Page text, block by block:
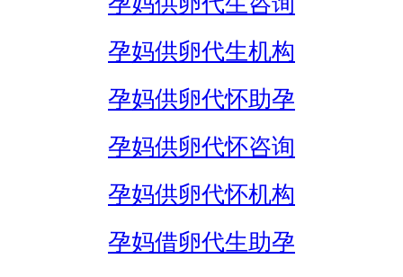
孕妈供卵代生机构
孕妈供卵代怀助孕
孕妈供卵代怀咨询
孕妈供卵代怀机构
孕妈借卵代生助孕